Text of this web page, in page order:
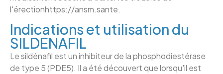
l'érectionhttps://ansm.sante.
Indications et utilisation du
SILDENAFIL
Le sildénafil est un inhibiteur de la phosphodiestérase
de type 5 (PDE5). Il a été découvert que lorsqu'il est